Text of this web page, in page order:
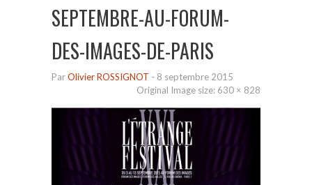
SEPTEMBRE-AU-FORUM-
DES-IMAGES-DE-PARIS
ParOlivier ROSSIGNOT - 8 septembre 2015
Original Image size: 630 × 828